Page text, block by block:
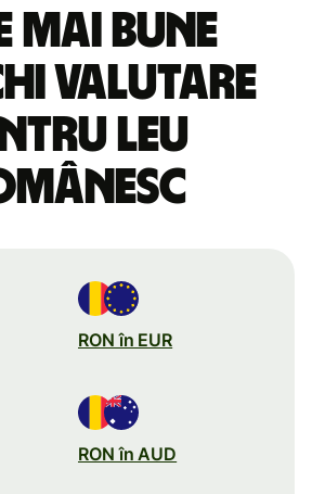
mai bune
valutare
leu
RON în EUR
RON în AUD